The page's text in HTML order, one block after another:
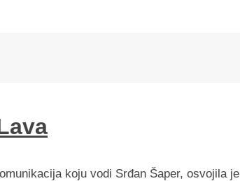
koju vodi Srđan Šaper, osvojila je